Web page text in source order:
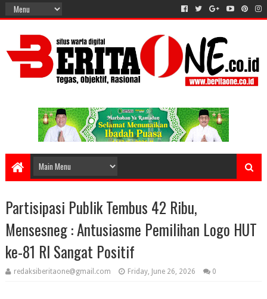
Partisipasi Publik Tembus 42 Ribu,
Mensesneg : Antusiasme Pemilihan Logo HUT
ke-81 RI Sangat Positif
redaksiberitaone@gmail.com Friday, June 26, 2026 0